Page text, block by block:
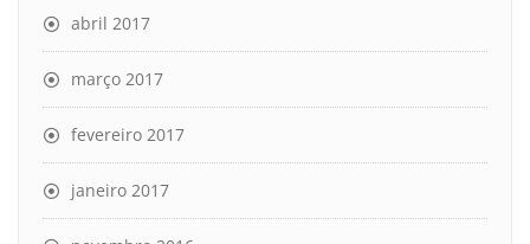
abril 2017
março 2017
fevereiro 2017
janeiro 2017